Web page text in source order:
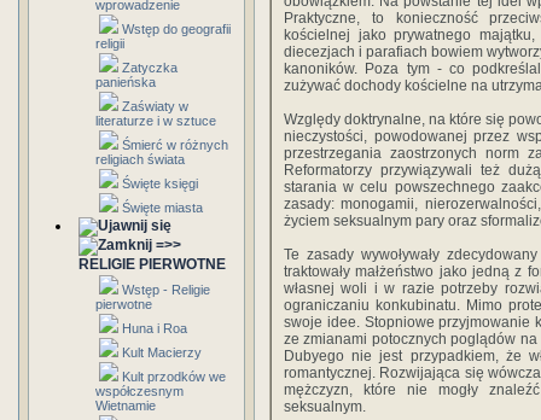
wprowadzenie
Wstęp do geografii
religii
Zatyczka
panieńska
Zaświaty w
literaturze i w sztuce
Śmierć w różnych
religiach świata
Święte księgi
Święte miasta
=>>
RELIGIE PIERWOTNE
Wstęp - Religie
pierwotne
Huna i Roa
Kult Macierzy
Kult przodków we
współczesnym
Wietnamie
Praktyczne, to konieczność
kościelnej jako prywatnego
diecezjach i parafiach bowiem
kanoników. Poza tym - co
zużywać dochody kościelne na
Względy doktrynalne, na które się
nieczystości, powodowanej przez
przestrzegania zaostrzonych norm
Reformatorzy przywiązywali też
starania w celu powszechnego
zasady: monogamii,
życiem seksualnym pary oraz
Te zasady wywoływały
traktowały małżeństwo jako jedną z
własnej woli i w razie potrzeby
ograniczaniu konkubinatu. Mimo
swoje idee. Stopniowe przyjmowanie
ze zmianami potocznych poglądów
Dubyego nie jest przypadkiem, że
romantycznej. Rozwijająca się
mężczyzn, które nie mogły
seksualnym.